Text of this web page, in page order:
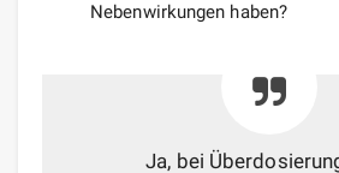
Nebenwirkungen haben?
Ja, bei